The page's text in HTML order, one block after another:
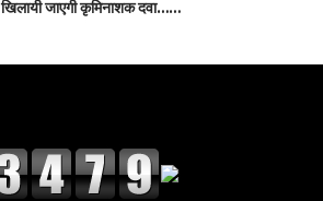
खिलायी जाएगी कृमिनाशक दवा……